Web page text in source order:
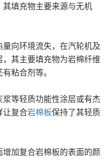
填充物主要来源与无机
向环境流失，在汽轮机及
其主要填充物为岩棉纤维
粘合剂等。
等轻质功能性涂层或有杰
让复合岩棉板保持了其轻质
加复合岩棉板的表面的颜